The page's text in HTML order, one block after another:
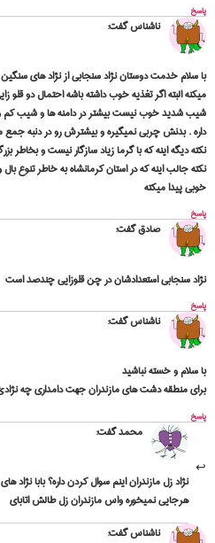
پاسخ
ناشناسگفت:
با سلام خدمت دوستان نژاد سنجابی از نژاد های
میکنه البته اگر تغذیه خوب داشته باشه احتمال دو قلو
شیب شدید خوب نیست بیشتر در دامنه ها و شیب کم
داره . بدنش چربی نمیگیره و بیشترش رو در دنبه جمع
نکته دیگه اینه که با گرما زیاد سازگار نیست و
نکته جالب اینه که در استان کرمانشاه به خاطر تنوع
خوبی پیدا میکته
پاسخ
صادقگفت:
نژاد سنجابی استعدادشان در چن قلوزایی چندصد است
پاسخ
ناشناسگفت:
با سلام و خسته نباشید
برای منطقه دشت های مازندران جهت دامداری چه
پاسخ
محمدگفت:
نژاد زل مازندران اینم سوال کردن داره؟ بابا
هرجایی نمیخوره واس مازندران زل طالش اتابای
ناشناسگفت: